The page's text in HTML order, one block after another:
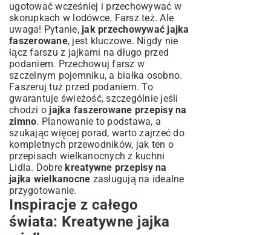
ugotować wcześniej i przechowywać w
skorupkach w lodówce. Farsz też. Ale
uwaga! Pytanie, jak przechowywać jajka
faszerowane, jest kluczowe. Nigdy nie
łącz farszu z jajkami na długo przed
podaniem. Przechowuj farsz w
szczelnym pojemniku, a białka osobno.
Faszeruj tuż przed podaniem. To
gwarantuje świeżość, szczególnie jeśli
chodzi o jajka faszerowane przepisy na
zimno. Planowanie to podstawa, a
szukając więcej porad, warto zajrzeć do
kompletnych przewodników, jak ten o
przepisach wielkanocnych z kuchni
Lidla. Dobrekreatywne przepisy na
jajka wielkanocne zasługują na idealne
przygotowanie.
Inspiracje z całego
świata: Kreatywne jajka